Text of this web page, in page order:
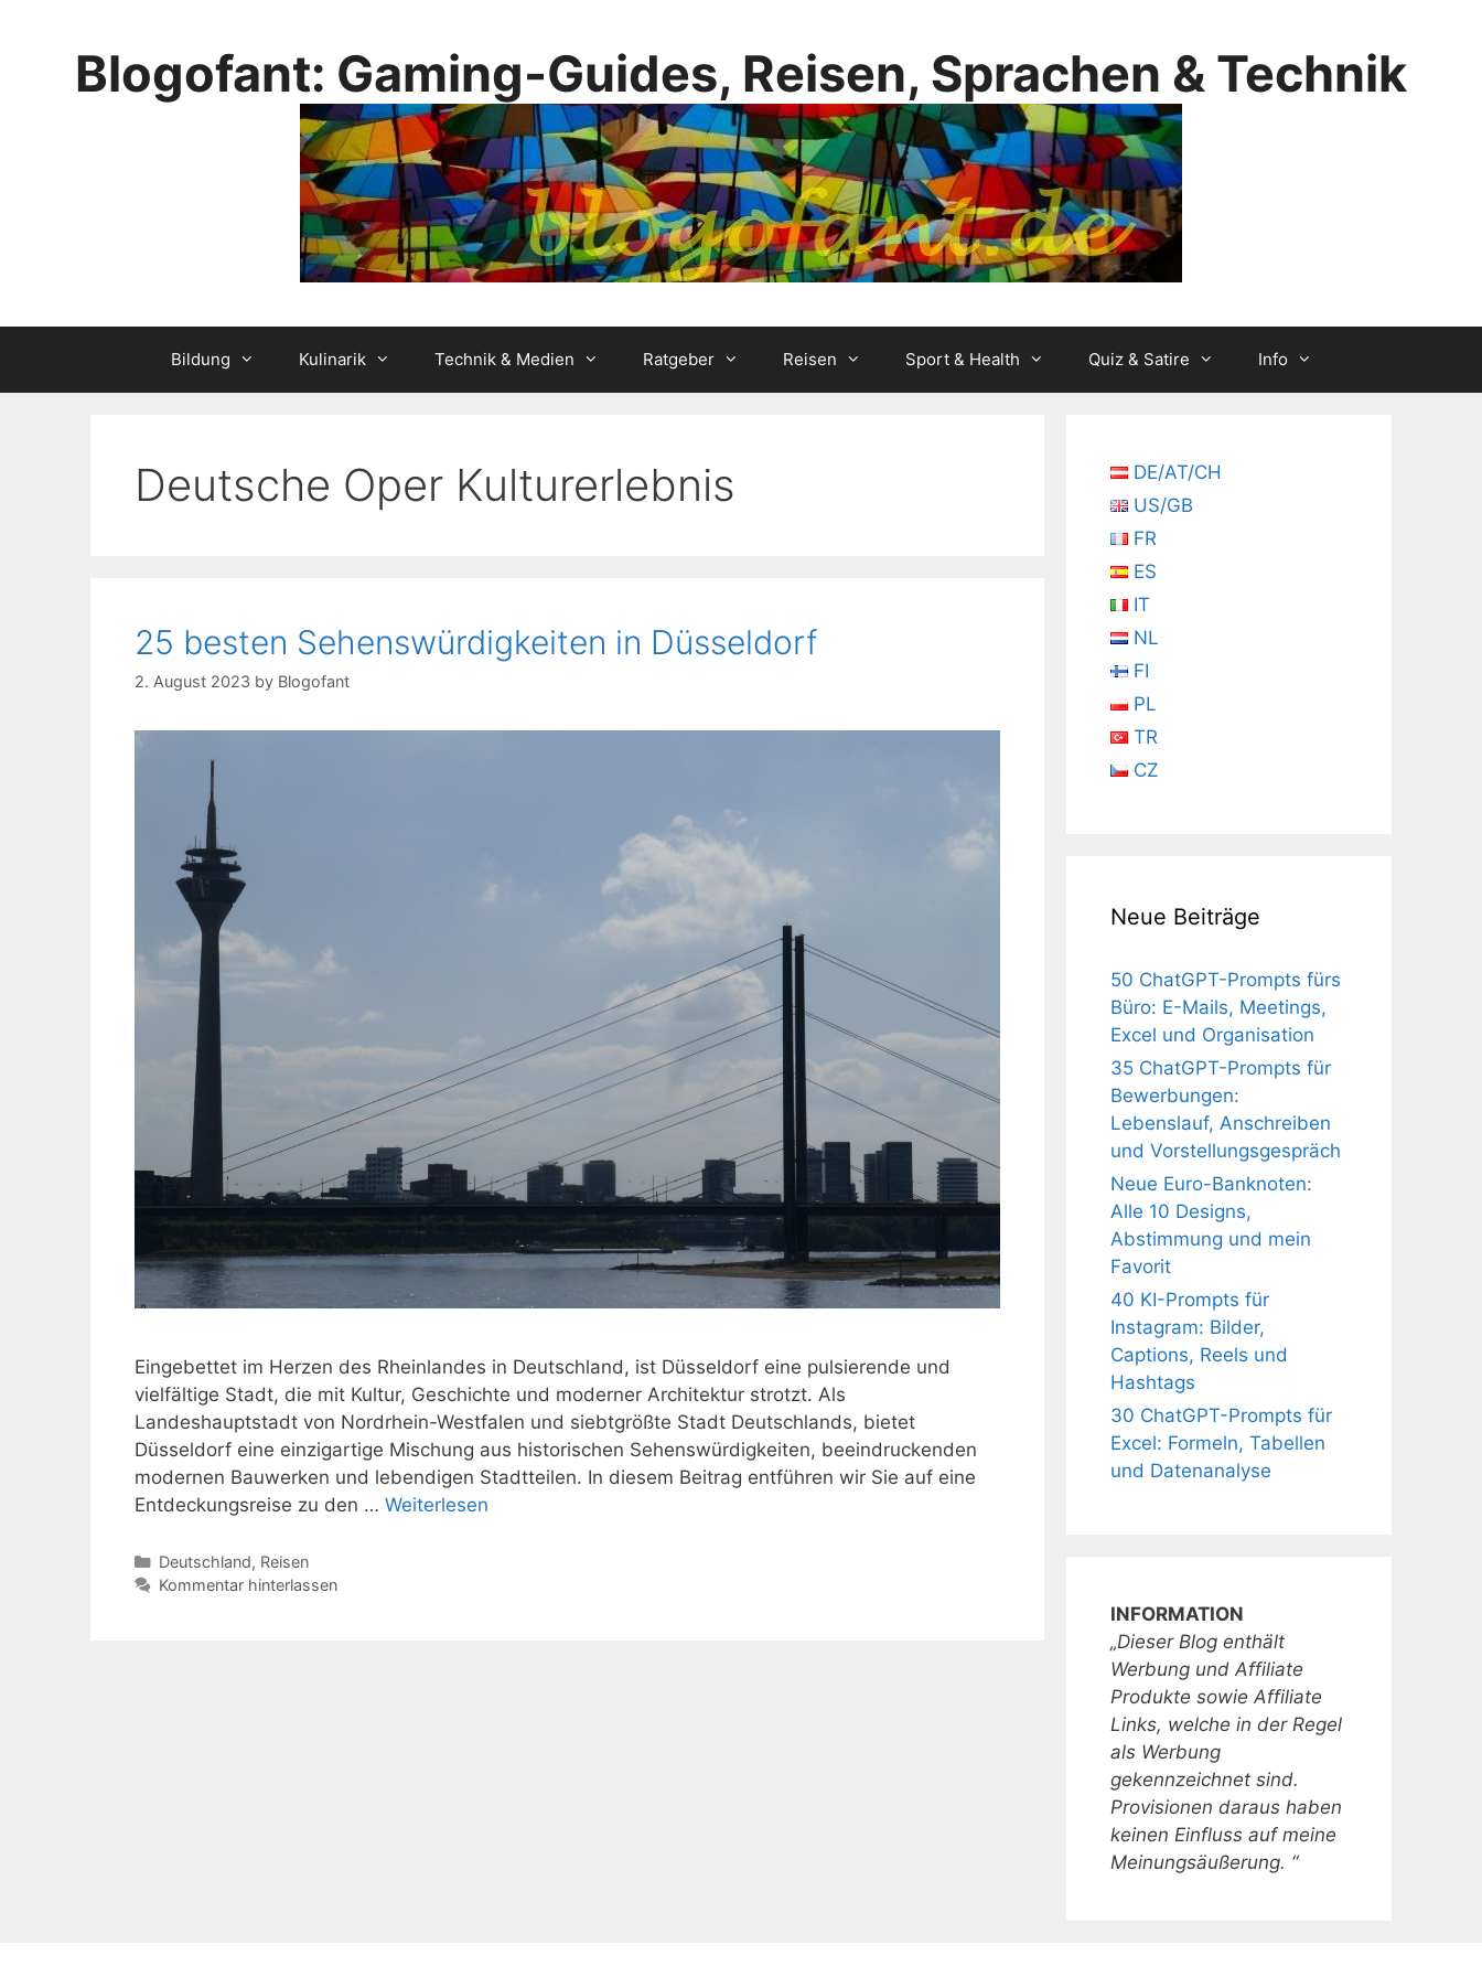
Blogofant: Gaming-Guides, Reisen, Sprachen & Technik
Bildung Kulinarik Technik & Medien Ratgeber Reisen Sport & Health Quiz & Satire Info
Deutsche Oper Kulturerlebnis
25 besten Sehenswürdigkeiten in Düsseldorf
2. August 2023 by Blogofant
Eingebettet im Herzen des Rheinlandes in Deutschland, ist Düsseldorf eine pulsierende und
vielfältige Stadt, die mit Kultur, Geschichte und moderner Architektur strotzt. Als
Landeshauptstadt von Nordrhein-Westfalen und siebtgrößte Stadt Deutschlands, bietet
Düsseldorf eine einzigartige Mischung aus historischen Sehenswürdigkeiten, beeindruckenden
modernen Bauwerken und lebendigen Stadtteilen. In diesem Beitrag entführen wir Sie auf eine
Entdeckungsreise zu den … Weiterlesen
Kategorien
Deutschland, Reisen
Kommentar hinterlassen
DE/AT/CH
US/GB
FR
ES
IT
NL
FI
PL
TR
CZ
Neue Beiträge
50 ChatGPT-Prompts fürs
Büro: E-Mails, Meetings,
Excel und Organisation
35 ChatGPT-Prompts für
Bewerbungen:
Lebenslauf, Anschreiben
und Vorstellungsgespräch
Neue Euro-Banknoten:
Alle 10 Designs,
Abstimmung und mein
Favorit
40 KI-Prompts für
Instagram: Bilder,
Captions, Reels und
Hashtags
30 ChatGPT-Prompts für
Excel: Formeln, Tabellen
und Datenanalyse
INFORMATION
„Dieser Blog enthält
Werbung und Affiliate
Produkte sowie Affiliate
Links, welche in der Regel
als Werbung
gekennzeichnet sind.
Provisionen daraus haben
keinen Einfluss auf meine
Meinungsäußerung. “